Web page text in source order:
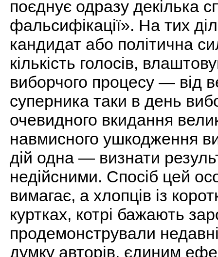
поєднує одразу декілька
фальсифікації». На тих
кандидат або політична
кількість голосів,
виборчого процесу — від
суперника таки в день
очевидного вкидання
навмисного ушкодження
дій одна — визнати
недійсними. Спосіб цей
вимагає, а хлопців із
куртках, котрі бажають
продемонстрували
думку авторів, єдиним